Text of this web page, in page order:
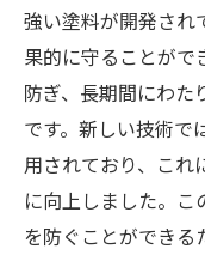
強い塗料が開発され
果的に守ることがで
防ぎ、長期間にわた
です。新しい技術で
用されており、これ
に向上しました。
を防ぐことができる